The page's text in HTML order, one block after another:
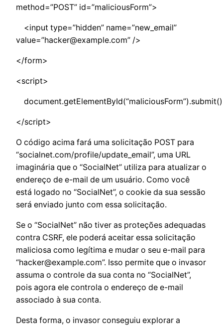
method=”POST” id=”maliciousForm”>
<input type=”hidden” name=”new_email”
value=”hacker@example.com” />
</form>
<script>
</script>
O código acima fará uma solicitação POST para
“socialnet.com/profile/update_email”, uma URL
imaginária que o “SocialNet” utiliza para atualizar o
endereço de e-mail de um usuário. Como você
está logado no “SocialNet”, o cookie da sua sessão
será enviado junto com essa solicitação.
Se o “SocialNet” não tiver as proteções adequadas
contra CSRF, ele poderá aceitar essa solicitação
maliciosa como legítima e mudar o seu e-mail para
“hacker@example.com”. Isso permite que o invasor
assuma o controle da sua conta no “SocialNet”,
pois agora ele controla o endereço de e-mail
associado à sua conta.
Desta forma, o invasor conseguiu explorar a